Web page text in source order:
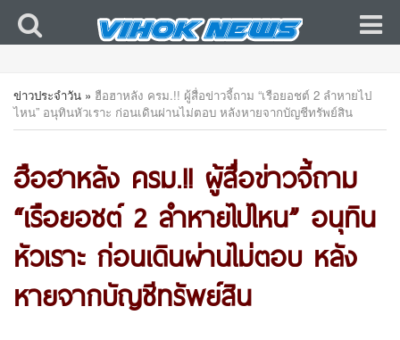
ข่าวประจำวัน » ฮือฮาหลัง ครม.!! ผู้สื่อข่าวจี้ถาม “เรือยอชต์ 2 ลำหายไป
ไหน” อนุทินหัวเราะ ก่อนเดินผ่านไม่ตอบ หลังหายจากบัญชีทรัพย์สิน
ฮือฮาหลัง ครม.!! ผู้สื่อข่าวจี้ถาม
“เรือยอชต์ 2 ลำหายไปไหน” อนุทิน
หัวเราะ ก่อนเดินผ่านไม่ตอบ หลัง
หายจากบัญชีทรัพย์สิน